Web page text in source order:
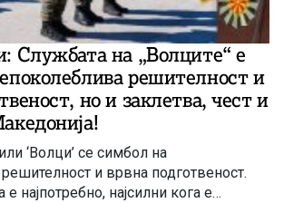
Службата на „Волците“ е
решителност и
но и заклетва, чест и
‘Волци’ се симбол на
и врвна подготвеност.
најпотребно, најсилни кога е